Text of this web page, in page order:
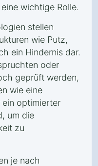
wichtige Rolle.
stellen
wie Putz,
ein Hindernis dar.
oder
geprüft werden,
wie eine
ein optimierter
um die
zu
je nach